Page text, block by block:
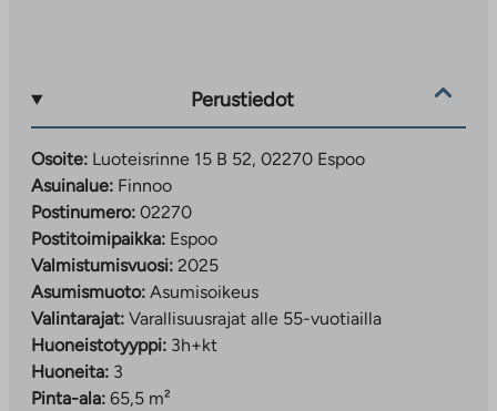
Perustiedot
Osoite: Luoteisrinne 15 B 52, 02270 Espoo
Asuinalue: Finnoo
Postinumero: 02270
Postitoimipaikka: Espoo
Valmistumisvuosi: 2025
Asumismuoto: Asumisoikeus
Valintarajat: Varallisuusrajat alle 55-vuotiailla
Huoneistotyyppi: 3h+kt
Huoneita: 3
Pinta-ala: 65,5 m²